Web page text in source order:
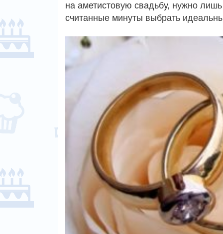
на аметистовую свадьбу, нужно
считанные минуты выбрать